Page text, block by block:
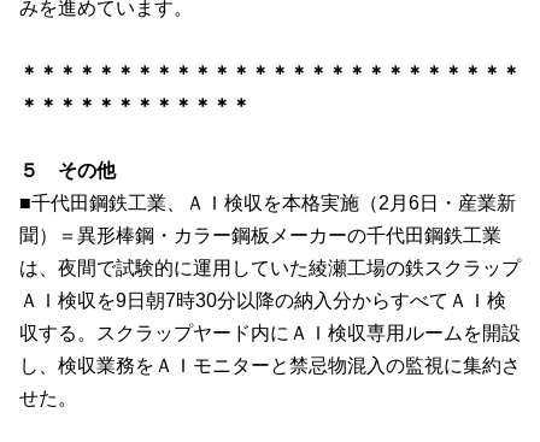
みを進めています。
＊＊＊＊＊＊＊＊＊＊＊＊＊＊＊＊＊＊＊＊＊＊＊＊＊＊
＊＊＊＊＊＊＊＊＊＊＊＊
５ その他
■千代田鋼鉄工業、ＡＩ検収を本格実施（2月6日・産業新
聞）＝異形棒鋼・カラー鋼板メーカーの千代田鋼鉄工業
は、夜間で試験的に運用していた綾瀬工場の鉄スクラップ
ＡＩ検収を9日朝7時30分以降の納入分からすべてＡＩ検
収する。スクラップヤード内にＡＩ検収専用ルームを開設
し、検収業務をＡＩモニターと禁忌物混入の監視に集約さ
せた。